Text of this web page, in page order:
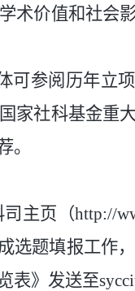
术价值和社会
参阅历年立项
家社科基金重
。
主页（http://
选题填报工作
表》发送至s